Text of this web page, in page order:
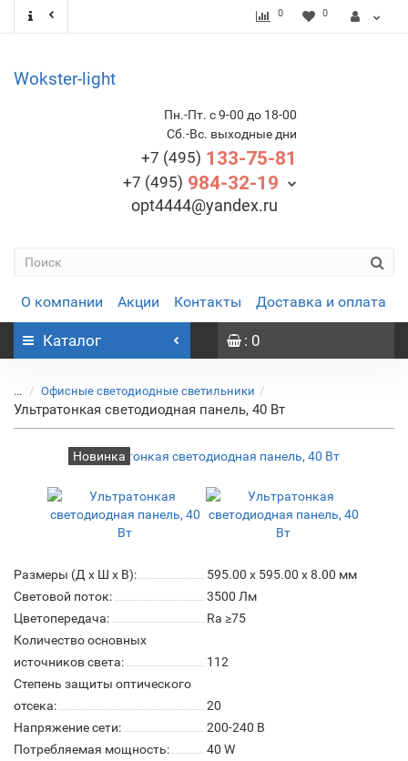
0 0
Wokster-light
Пн.-Пт. с 9-00 до 18-00
Сб.-Вс. выходные дни
+7 (495) 133-75-81
+7 (495) 984-32-19
opt4444@yandex.ru
О компании Акции Контакты Доставка и оплата
Каталог : 0
... Офисные светодиодные светильники
Ультратонкая светодиодная панель, 40 Вт
Новинка
Размеры (Д x Ш x В):
595.00 x 595.00 x 8.00 мм
Световой поток:
3500 Лм
Цветопередача:
Ra ≥75
Количество основных
источников света:
112
Степень защиты оптического
отсека:
20
Напряжение сети:
200-240 В
Потребляемая мощность:
40 W